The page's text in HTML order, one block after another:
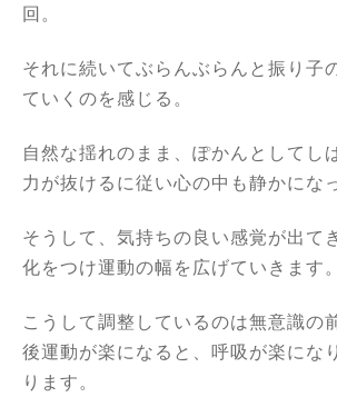
回。
それに続いてぶらんぶらんと振り子
ていくのを感じる。
自然な揺れのまま、ぽかんとしてし
力が抜けるに従い心の中も静かにな
そうして、気持ちの良い感覚が出て
化をつけ運動の幅を広げていきます。
こうして調整しているのは無意識の
後運動が楽になると、呼吸が楽にな
ります。